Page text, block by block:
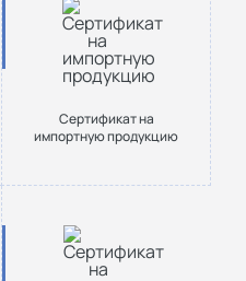
Сертификат на
импортную продукцию